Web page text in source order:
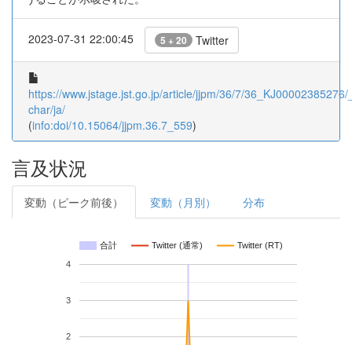
2023-07-31 22:00:45 5 + 20 Twitter
https://www.jstage.jst.go.jp/article/jjpm/36/7/36_KJ00002385276/
char/ja/
(info:doi/10.15064/jjpm.36.7_559)
言及状況
変動（ピーク前後） 変動（月別） 分布
合計 Twitter (通常) Twitter (RT)
2
3
4